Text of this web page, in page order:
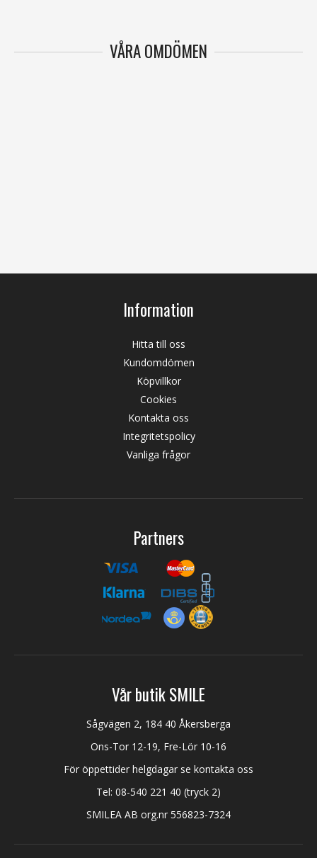
VÅRA OMDÖMEN
Information
Hitta till oss
Kundomdömen
Köpvillkor
Cookies
Kontakta oss
Integritetspolicy
Vanliga frågor
Partners
Vår butik SMILE
Sågvägen 2, 184 40 Åkersberga
Ons-Tor 12-19, Fre-Lör 10-16
För öppettider helgdagar se kontakta oss
Tel: 08-540 221 40 (tryck 2)
SMILEA AB org.nr 556823-7324